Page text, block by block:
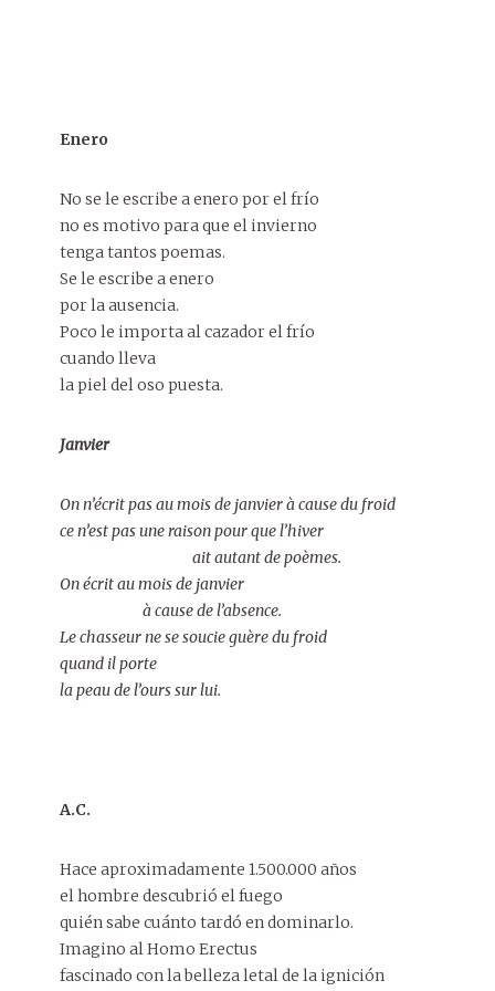
Enero
No se le escribe a enero por el frío
no es motivo para que el invierno
tenga tantos poemas.
Se le escribe a enero
por la ausencia.
Poco le importa al cazador el frío
cuando lleva
la piel del oso puesta.
Janvier
On n’écrit pas au mois de janvier à cause du froid
ce n’est pas une raison pour que l’hiver
ait autant de poèmes.
On écrit au mois de janvier
à cause de l’absence.
Le chasseur ne se soucie guère du froid
quand il porte
la peau de l’ours sur lui.
A.C.
Hace aproximadamente 1.500.000 años
el hombre descubrió el fuego
quién sabe cuánto tardó en dominarlo.
Imagino al Homo Erectus
fascinado con la belleza letal de la ignición